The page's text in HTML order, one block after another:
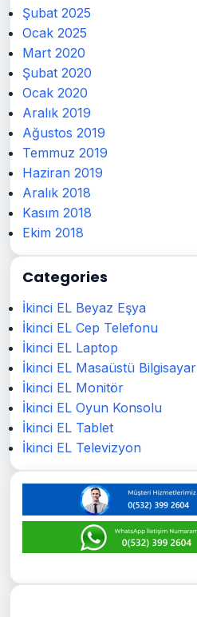
Şubat 2025
Ocak 2025
Mart 2020
Şubat 2020
Ocak 2020
Aralık 2019
Ağustos 2019
Temmuz 2019
Haziran 2019
Aralık 2018
Kasım 2018
Ekim 2018
Categories
İkinci EL Beyaz Eşya
İkinci EL Cep Telefonu
İkinci EL Laptop
İkinci EL Masaüstü Bilgisayar
İkinci EL Monitör
İkinci EL Oyun Konsolu
İkinci EL Tablet
İkinci EL Televizyon